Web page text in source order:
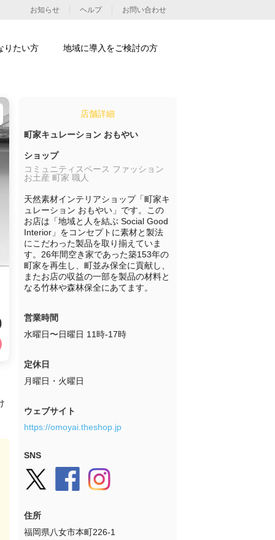
店舗詳細
町家キュレーション おもやい
ショップ
コミュニティスペース ファッション
お土産 町家 職人
天然素材インテリアショップ「町家キ
ュレーション おもやい」です。この
お店は「地域と人を結ぶ Social Good
Interior」をコンセプトに素材と製法
にこだわった製品を取り揃えていま
す。26年間空き家であった築153年の
町家を再生し、町並み保全に貢献し、
またお店の収益の一部を製品の材料と
なる竹林や森林保全にあてます。
営業時間
水曜日〜日曜日 11時-17時
定休日
月曜日・火曜日
ウェブサイト
https://omoyai.theshop.jp
SNS
住所
福岡県八女市本町226-1
お知らせ ヘルプ お問い合わせ
りたい方 地域に導入をご検討の方